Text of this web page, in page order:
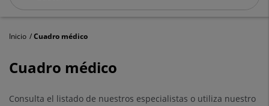
Inicio Cuadro médico
médico
Cuadro médico
Consulta el listado de nuestros especialistas o utiliza nuestro